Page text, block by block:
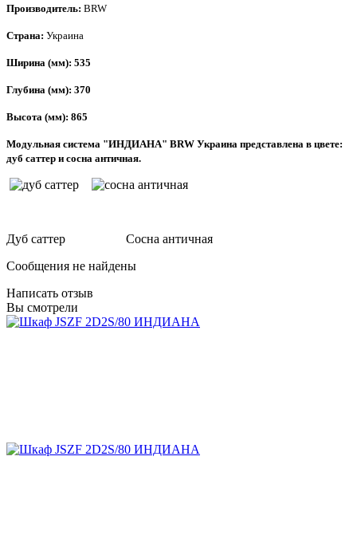
Производитель: BRW
Страна: Украина
Ширина (мм): 535
Глубина (мм): 370
Высота (мм): 865
Модульная система "ИНДИАНА" BRW Украина представлена в цвете:
дуб саттер и сосна античная.
Дуб саттер Сосна античная
Сообщения не найдены
Написать отзыв
Вы смотрели